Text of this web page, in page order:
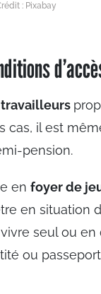
: Pixabay
cas, il est
pension.
en foyer de
en situation
seul ou
ou